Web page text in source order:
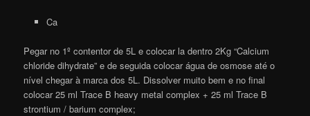
Ca
Pegar no 1º contentor de 5L e colocar la dentro 2Kg “Calcium
chloride dihydrate” e de seguida colocar água de osmose até o
nível chegar à marca dos 5L. Dissolver muito bem e no final
colocar 25 ml Trace B heavy metal complex + 25 ml Trace B
strontium / barium complex;